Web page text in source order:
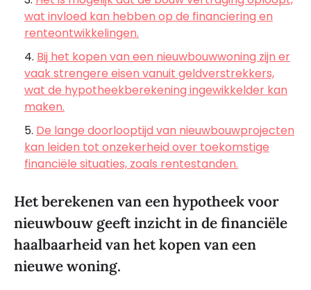
wat invloed kan hebben op de financiering en
renteontwikkelingen.
Bij het kopen van een nieuwbouwwoning zijn er
vaak strengere eisen vanuit geldverstrekkers,
wat de hypotheekberekening ingewikkelder kan
maken.
De lange doorlooptijd van nieuwbouwprojecten
kan leiden tot onzekerheid over toekomstige
financiële situaties, zoals rentestanden.
Het berekenen van een hypotheek voor
nieuwbouw geeft inzicht in de financiële
haalbaarheid van het kopen van een
nieuwe woning.